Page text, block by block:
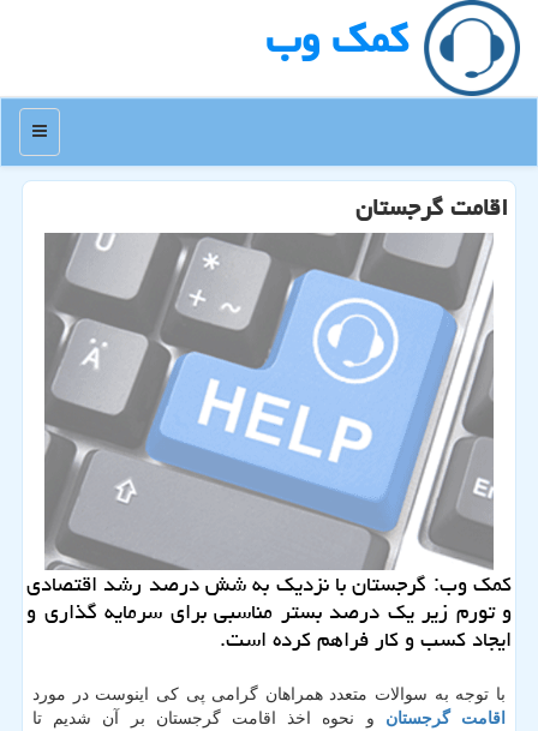
كمك وب
منو
اقامت گرجستان
كمك وب: گرجستان با نزدیك به شش درصد رشد اقتصادی
و تورم زیر یك درصد بستر مناسبی برای سرمایه گذاری و
ایجاد كسب و كار فراهم كرده است.
با توجه به سوالات متعدد همراهان گرامی پی کی اینوست در مورد
اقامت گرجستان و نحوه اخذ اقامت گرجستان بر آن شدیم تا